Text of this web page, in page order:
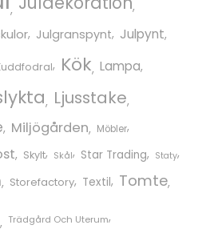
Julgranspynt Julpynt
Kök Lampa
Ljusstake
Miljögården Möbler
Skylt Skål Star Trading Staty
Storefactory Textil Tomte
Trädgård Och Uterum